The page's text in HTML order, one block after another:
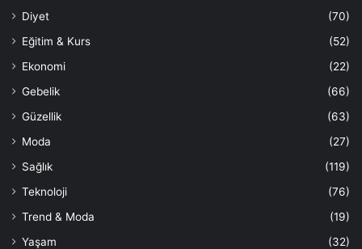
Diyet
(70)
Eğitim & Kurs
(52)
Ekonomi
(22)
Gebelik
(66)
Güzellik
(63)
Moda
(27)
Sağlık
(119)
Teknoloji
(76)
Trend & Moda
(19)
Yaşam
(32)